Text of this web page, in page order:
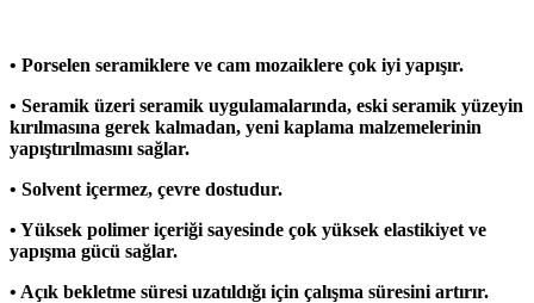
• Porselen seramiklere ve cam mozaiklere çok iyi yapışır.
• Seramik üzeri seramik uygulamalarında, eski seramik yüzeyin
kırılmasına gerek kalmadan, yeni kaplama malzemelerinin
yapıştırılmasını sağlar.
• Solvent içermez, çevre dostudur.
• Yüksek polimer içeriği sayesinde çok yüksek elastikiyet ve
yapışma gücü sağlar.
• Açık bekletme süresi uzatıldığı için çalışma süresini artırır.